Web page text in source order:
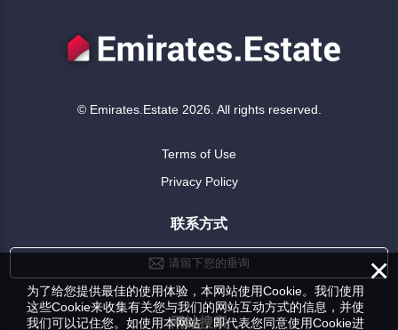
© Emirates.Estate 2026. All rights reserved.
Terms of Use
Privacy Policy
联系方式
请留下您的垂询
网站搜索
×
为了给您提供最佳的使用体验，本网站使用Cookie。我们使用
这些Cookie来收集有关您与我们的网站互动方式的信息，并使
我们可以记住您。如使用本网站，即代表您同意使用Cookie进